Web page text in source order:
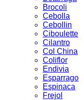
Brocoli
Cebolla
Cebollin
Ciboulette
Cilantro
Col China
Coliflor
Endivia
Esparrago
Espinaca
Frejol